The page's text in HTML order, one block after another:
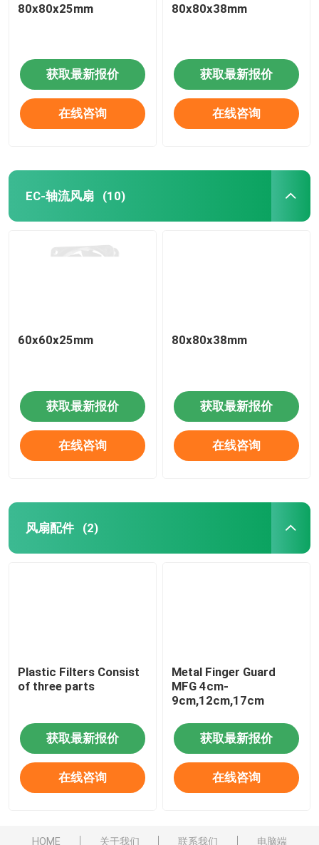
80x80x25mm
获取最新报价
在线咨询
80x80x38mm
获取最新报价
在线咨询
EC-轴流风扇 (10)
60x60x25mm
获取最新报价
在线咨询
80x80x38mm
获取最新报价
在线咨询
风扇配件 (2)
Plastic Filters Consist
of three parts
获取最新报价
在线咨询
Metal Finger Guard
MFG 4cm-
9cm,12cm,17cm
获取最新报价
在线咨询
HOME 关于我们 联系我们 电脑端